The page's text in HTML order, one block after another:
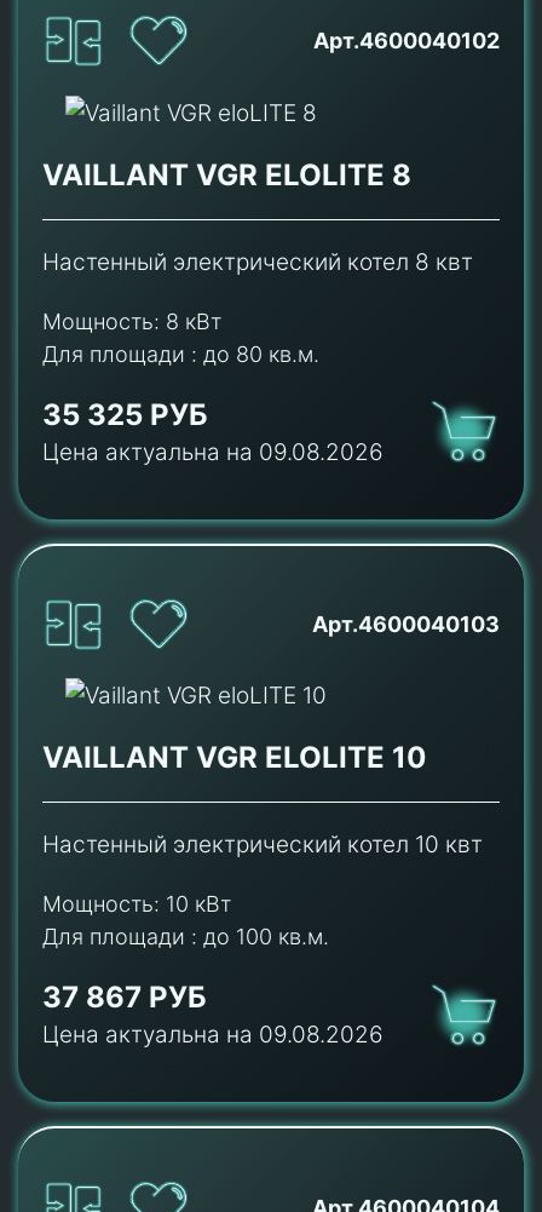
Арт.4600040102
VAILLANT VGR ELOLITE 8
Настенный электрический котел 8 квт
Мощность: 8 кВт
Для площади : до 80 кв.м.
35 325 РУБ
Цена актуальна на 09.08.2026
Арт.4600040103
VAILLANT VGR ELOLITE 10
Настенный электрический котел 10 квт
Мощность: 10 кВт
Для площади : до 100 кв.м.
37 867 РУБ
Цена актуальна на 09.08.2026